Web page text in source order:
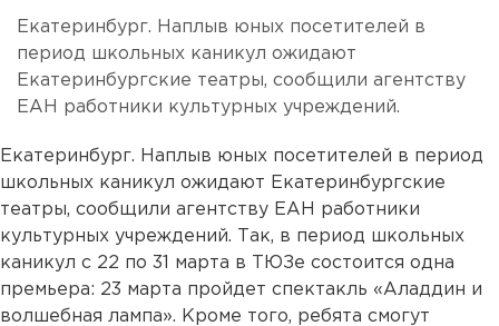
Екатеринбург. Наплыв юных посетителей в
период школьных каникул ожидают
Екатеринбургские театры, сообщили агентству
ЕАН работники культурных учреждений.
Екатеринбург. Наплыв юных посетителей в период
школьных каникул ожидают Екатеринбургские
театры, сообщили агентству ЕАН работники
культурных учреждений. Так, в период школьных
каникул с 22 по 31 марта в ТЮЗе состоится одна
премьера: 23 марта пройдет спектакль «Аладдин и
волшебная лампа». Кроме того, ребята смогут